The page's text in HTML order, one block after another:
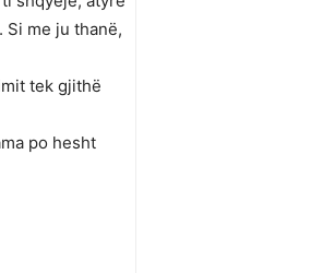
me ju thanë,
tek gjithë
po hesht